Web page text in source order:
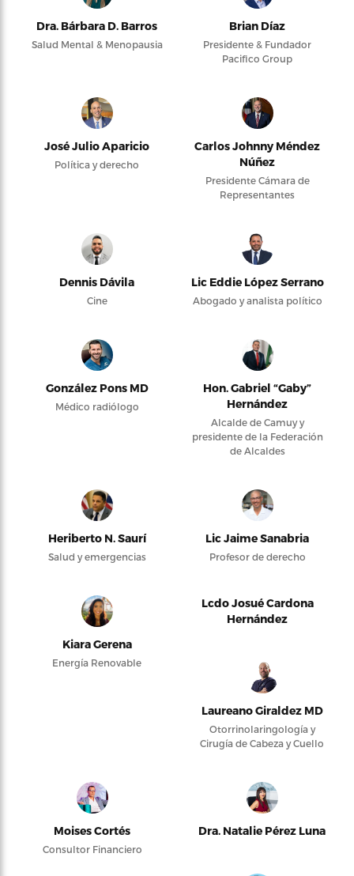
Dra. Bárbara D. Barros
Salud Mental & Menopausia
Brian Díaz
Presidente & Fundador
Pacifico Group
José Julio Aparicio
Política y derecho
Carlos Johnny Méndez
Núñez
Presidente Cámara de
Representantes
Dennis Dávila
Cine
Lic Eddie López Serrano
Abogado y analista político
González Pons MD
Médico radiólogo
Hon. Gabriel “Gaby”
Hernández
Alcalde de Camuy y
presidente de la Federación
de Alcaldes
Heriberto N. Saurí
Salud y emergencias
Lic Jaime Sanabria
Profesor de derecho
Kiara Gerena
Energía Renovable
Lcdo Josué Cardona
Hernández
Laureano Giraldez MD
Otorrinolaringología y
Cirugía de Cabeza y Cuello
Moises Cortés
Consultor Financiero
Dra. Natalie Pérez Luna